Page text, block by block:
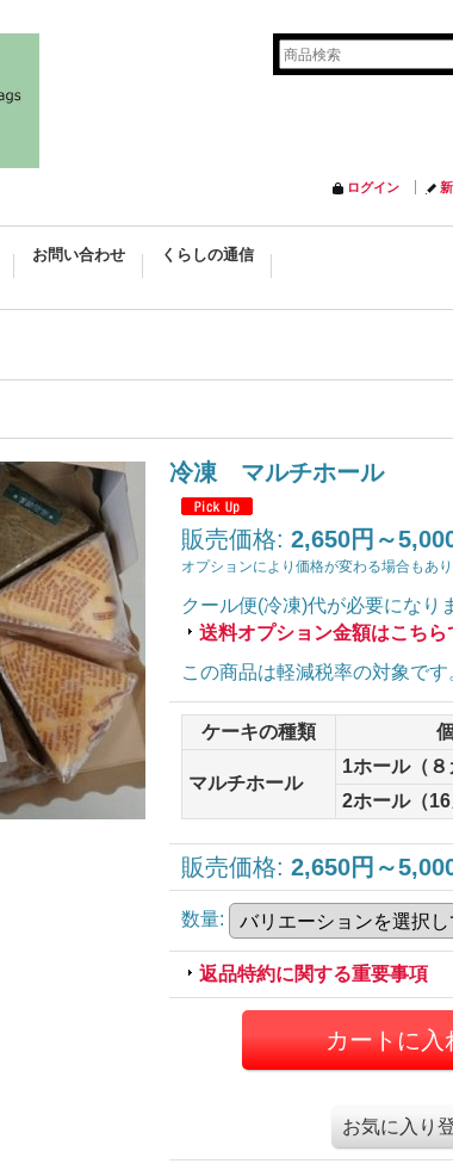
ログイン
お問い合わせ くらしの通信
冷凍 マルチホール
販売価格: 2,650円～
オプションにより価格が変わる場合もあり
クール便(冷凍)代が必要になり
送料オプション金額はこちら
この商品は軽減税率の対象です
ケーキの種類
マルチホール
1ホール（８
2ホール（16
販売価格: 2,650円～
数量:
返品特約に関する重要事項
お気に入り